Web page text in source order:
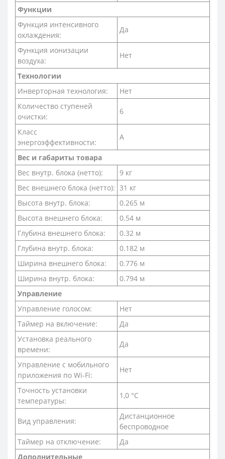
Функции
Функция интенсивного
охлаждения:
Да
Функция ионизации
воздуха:
Нет
Технологии
Инверторная технология:
Нет
Количество ступеней
очистки:
6
Класс
энергоэффективности:
A
Вес и габариты товара
Вес внутр. блока (нетто):
9 кг
Вес внешнего блока (нетто): 31 кг
Высота внутр. блока:
0.265 м
Высота внешнего блока:
0.54 м
Глубина внешнего блока:
0.32 м
Глубина внутр. блока:
0.182 м
Ширина внешнего блока:
0.776 м
Ширина внутр. блока:
0.794 м
Управление
Управление голосом:
Нет
Таймер на включение:
Да
Установка реального
времени:
Да
Управление c мобильного
приложения по Wi-Fi:
Нет
Точность установки
температуры:
1,0 °С
Вид управления:
Дистанционное
беспроводное
Таймер на отключение:
Да
Дополнительные